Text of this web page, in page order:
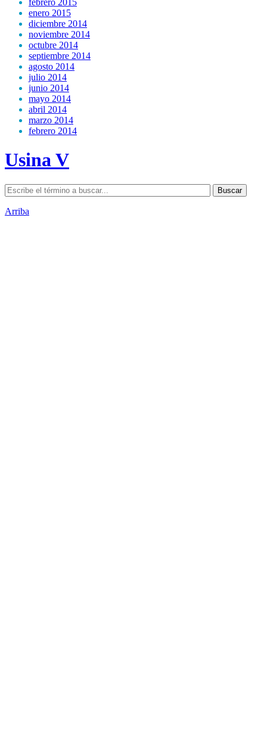
enero 2015
diciembre 2014
noviembre 2014
octubre 2014
septiembre 2014
agosto 2014
julio 2014
junio 2014
mayo 2014
abril 2014
marzo 2014
febrero 2014
Usina V
Arriba